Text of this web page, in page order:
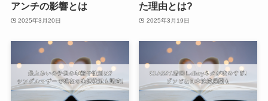
アンチの影響とは
2025年3月20日
た理由とは?
2025年3月19日